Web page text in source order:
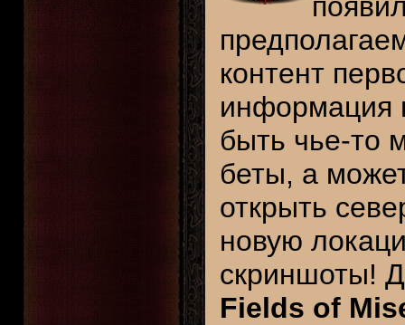
контент
информация
быть чье-то
беты, а
открыть
новую
скриншоты!
Fields of